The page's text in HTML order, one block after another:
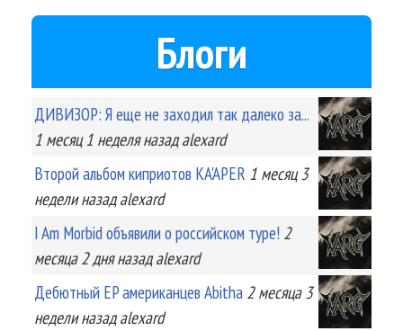
Блоги
ДИВИЗОР: Я еще не заходил так далеко за...
1 месяц 1 неделяназад alexard
Второй альбом киприотов KA'APER 1 месяц 3
неделиназад alexard
I Am Morbid объявили о российском туре! 2
месяца 2 дняназад alexard
Дебютный EP американцев Abitha 2 месяца 3
неделиназад alexard